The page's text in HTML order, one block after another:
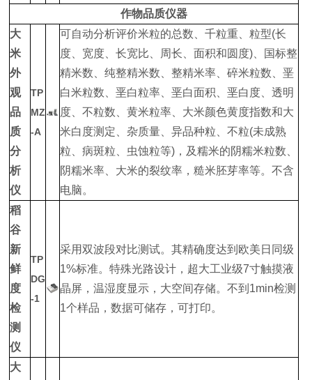
作物品质仪器
大
米
外
观
品
质
分
析
仪
TP
MZ
-A
可自动分析评价米粒的总数、千粒重、粒型(长
度、宽度、长宽比、周长、面积和圆度)、国标整
精米数、纯整精米数、整精米率、碎米粒数、垩
白米粒数、垩白粒率、垩白面积、垩白度、透明
度、不粒数、黄米粒率、大米颜色黄度指数和大
米白度测定、杂质量、异品种粒、不粒(未成熟
粒、病斑粒、虫蚀粒等)，及糯米的阴糯米粒数、
阴糯米率、大米的裂纹率，糙米胚芽率等。不含
电脑。
稻
谷
新
鲜
度
检
测
仪
TP
DG
-1
采用双波段对比测试。其精确度达到欧美日同级
1%标准。特殊光路设计，超大工业级7寸触摸液
晶屏，温湿度显示，大空间存储。不到1min检测
1个样品，数据可储存，可打印。
大